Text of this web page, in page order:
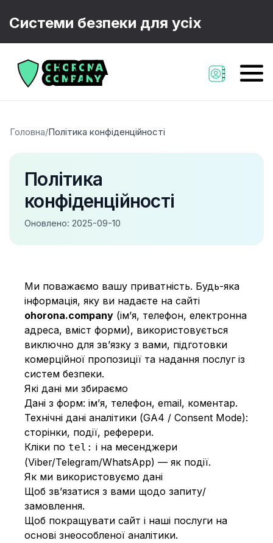
Системи безпеки для усіх
Головна/Політика конфіденційності
Політика
конфіденційності
Оновлено: 2025-09-10
Ми поважаємо вашу приватність. Будь-яка
інформація, яку ви надаєте на сайті
ohorona.company (ім’я, телефон, електронна
адреса, вміст форми), використовується
виключно для зв’язку з вами, підготовки
комерційної пропозиції та надання послуг із
систем безпеки.
Які дані ми збираємо
Дані з форм: ім’я, телефон, email, коментар.
Технічні дані аналітики (GA4 / Consent Mode):
сторінки, події, реферери.
Кліки по tel: і на месенджери
(Viber/Telegram/WhatsApp) — як події.
Як ми використовуємо дані
Щоб зв’язатися з вами щодо запиту/
замовлення.
Щоб покращувати сайт і наші послуги на
основі знеособленої аналітики.